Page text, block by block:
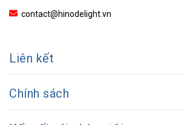
contact@hinodelight.vn
Liên kết
Chính sách